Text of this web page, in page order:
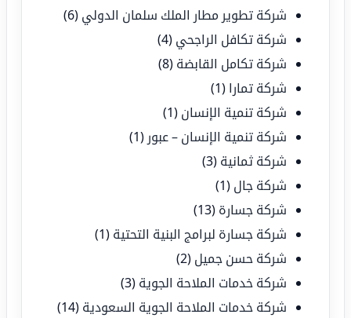
شركة تطوير مطار الملك سلمان الدولي (6)
شركة تكافل الراجحي (4)
شركة تكامل القابضة (8)
شركة تمارا (1)
شركة تنمية الإنسان (1)
شركة تنمية الإنسان – عبور (1)
شركة ثمانية (3)
شركة جال (1)
شركة جسارة (13)
شركة جسارة لبرامج البنية التحتية (1)
شركة حسن جميل (2)
شركة خدمات الملاحة الجوية (3)
شركة خدمات الملاحة الجوية السعودية (14)